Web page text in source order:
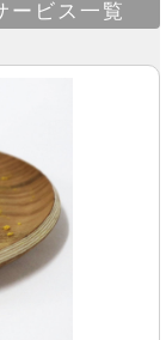
ービス一覧